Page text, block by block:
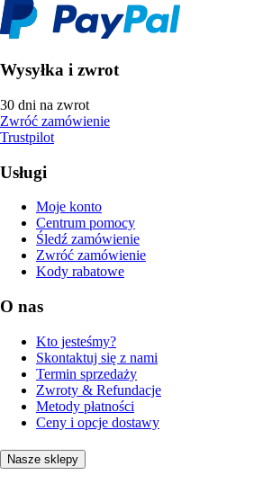
Wysyłka i zwrot
30 dni na zwrot
Zwróć zamówienie
Trustpilot
Usługi
Moje konto
Centrum pomocy
Śledź zamówienie
Zwróć zamówienie
Kody rabatowe
O nas
Kto jesteśmy?
Skontaktuj się z nami
Termin sprzedaży
Zwroty & Refundacje
Metody płatności
Ceny i opcje dostawy
Nasze sklepy